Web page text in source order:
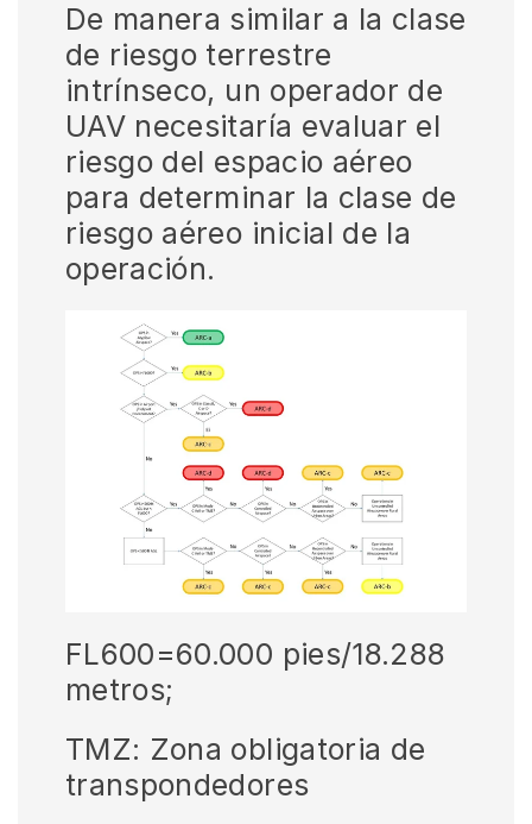
De manera similar a la clase
de riesgo terrestre
intrínseco, un operador de
UAV necesitaría evaluar el
riesgo del espacio aéreo
para determinar la clase de
riesgo aéreo inicial de la
operación.
FL600=60.000 pies/18.288
metros;
TMZ: Zona obligatoria de
transpondedores